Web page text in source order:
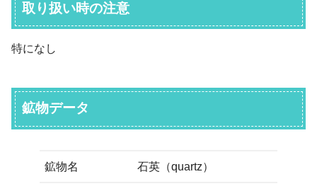
取り扱い時の注意
特になし
鉱物データ
鉱物名 石英（quartz）